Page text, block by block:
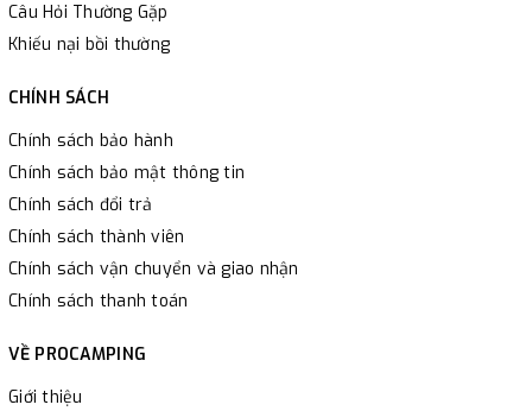
Câu Hỏi Thường Gặp
Khiếu nại bồi thường
CHÍNH SÁCH
Chính sách bảo hành
Chính sách bảo mật thông tin
Chính sách đổi trả
Chính sách thành viên
Chính sách vận chuyển và giao nhận
Chính sách thanh toán
VỀ PROCAMPING
Giới thiệu